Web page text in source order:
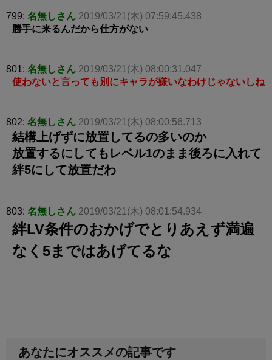
799: 名無しさん 2019/03/21(木) 07:59:45.438
勝手に来るんだから仕方がない
801: 名無しさん 2019/03/21(木) 08:00:31.047
使わないと言っても別にキャラが嫌いなわけじゃないしね
802: 名無しさん 2019/03/21(木) 08:00:56.713
結構上げずに放置してるの多いのか
放置するにしてもレベル1のまま後ろに入れて
絆5にして放置だわ
803: 名無しさん 2019/03/21(木) 08:01:54.934
絆LV条件のおかげでとりあえず満遍
なく5まではあげてるな
あなたにオススメの記事です